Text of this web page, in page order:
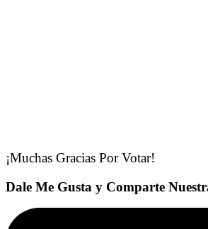
¡Muchas Gracias Por Votar!
Dale Me Gusta y Comparte